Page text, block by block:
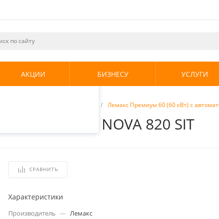
и
использования.
.
АКЦИИ БИЗНЕСУ УСЛУГИ
/ Лемакс Премиум 60 (60 кВт) с
NOVA 820 SIT
СРАВНИТЬ
Характеристики
Производитель — Лемакс